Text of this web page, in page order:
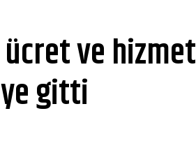
ve hizmet
gitti